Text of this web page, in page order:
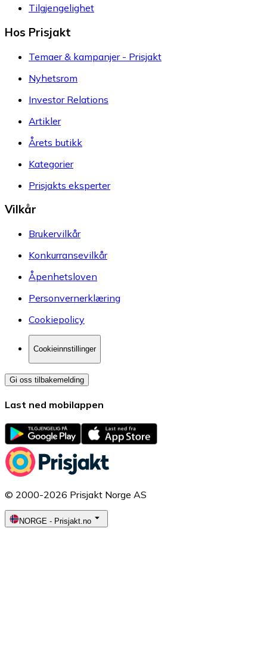
Tilgjengelighet
Hos Prisjakt
Temaer & kampanjer - Prisjakt
Nyhetsrom
Investor Relations
Artikler
Årets butikk
Kategorier
Prisjakts eksperter
Vilkår
Brukervilkår
Konkurransevilkår
Åpenhetsloven
Personvernerklæring
Cookiepolicy
Cookieinnstillinger
Gi oss tilbakemelding
Last ned mobilappen
© 2000-2026 Prisjakt Norge AS
NORGE - Prisjakt.no